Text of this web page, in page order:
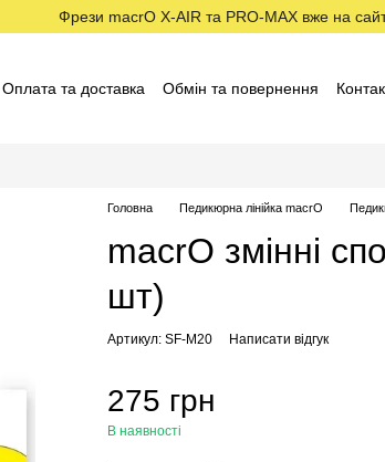
Фрези macrO X-AIR та PRO-MAX вже на
Оплата та доставка Обмін та повернення
Головна Педикюрна лінійка macrO
macrO змінні
шт)
Артикул: SF-M20 Написати відгук
275 грн
В наявності